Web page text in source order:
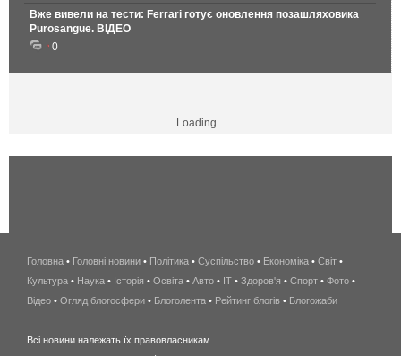
Вже вивели на тести: Ferrari готує оновлення позашляховика
Purosangue. ВІДЕО
0
Loading...
беспроводной
интернет
киев
Головна • Головні новини • Політика • Суспільство • Економіка • Світ •
Культура • Наука • Історія • Освіта • Авто • IT • Здоров'я • Спорт • Фото •
Відео • Огляд блогосфери • Блоголента • Рейтинг блогів • Блогожаби
Всі новини належать їх правовласникам.